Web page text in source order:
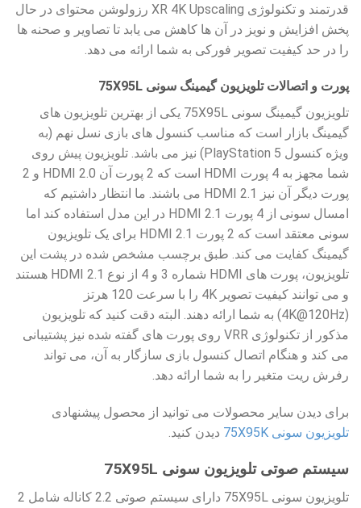
قدرتمند و تکنولوژی XR 4K Upscaling رزولوشن محتوای در حال
پخش افزایش و نویز در آن ها کاهش می یابد تا تصاویر و صحنه ها
را در حد کیفیت تصویر فورکی به شما ارائه می دهد.
پورت و اتصالات تلویزیون گیمینگ سونی 75X95L
تلویزیون گیمینگ سونی 75X95L یکی از بهترین تلویزیون های
گیمینگ بازار است که مناسب کنسول های بازی نسل نهم (به
ویژه کنسول PlayStation 5) نیز می باشد. تلویزیون پیش روی
شما مجهز به 4 پورت HDMI است که 2 پورت آن HDMI 2.0 و 2
پورت دیگر آن نیز HDMI 2.1 می باشند. ما انتظار داشتیم که
امسال سونی از 4 پورت HDMI 2.1 در این مدل استفاده کند اما
سونی معتقد است که 2 پورت HDMI 2.1 برای یک تلویزیون
گیمینگ کفایت می کند. طبق برچسب مشخص شده در پشت این
تلویزیون، پورت های HDMI شماره 3 و 4 از نوع HDMI 2.1 هستند
و می توانند کیفیت تصویر 4K را با سرعت 120 هرتز
(4K@120Hz) به شما ارائه دهند. البته دقت کنید که تلویزیون
مذکور از تکنولوژی VRR روی پورت های گفته شده نیز پشتیبانی
می کند و هنگام اتصال کنسول بازی سازگار به آن، می تواند
رفرش ریت متغیر را به شما ارائه دهد.
برای دیدن سایر محصولات می توانید از محصول پیشنهادی
تلویزیون سونی 75X95K
دیدن کنید.
سیستم صوتی تلویزیون سونی 75X95L
تلویزیون سونی 75X95L دارای سیستم صوتی 2.2 کاناله شامل 2